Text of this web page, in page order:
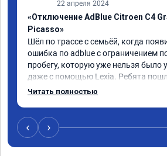
22 апреля 2024
«Отключение AdBlue Citroen C4
Picasso»
Шёл по трассе с семьёй, когда
ошибка по adblue с ограничением
пробегу, которую уже нельзя было
даже с помощью Lexia. Ребята
навстречу, оперативно приняли и за
Читать полностью
‹ ›